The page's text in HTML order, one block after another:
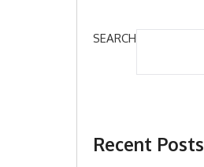
SEARCH
Recent Posts